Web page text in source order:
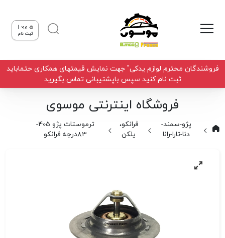
ورود |
ثبت نام
فروشندگان محترم لوازم یدکی" جهت نمایش قیمتهای همکاری حتماباید
ثبت نام کنید سپس باپشتیبانی تماس بگیرید
فروشگاه اینترنتی موسوی
پژو-سمند-
دنا-تارا-رانا
فرانکو،
یلکن
ترموستات پژو 405-
83درجه فرانکو